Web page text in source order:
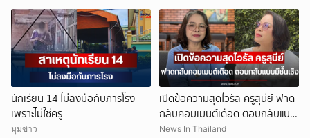
นักเรียน 14 ไม่ลงมือกับภารโรง
เพราะไม่ใช่ครู
มุมข่าว
เปิดข้อความสุดไวรัล ครูสุนีย์ ฟาด
กลับคอมเมนต์เดือด ตอบกลับแบบ
มีชั้นเชิง
News In Thailand